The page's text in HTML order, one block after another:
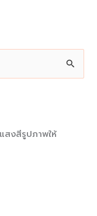
งสีรูปภาพให้